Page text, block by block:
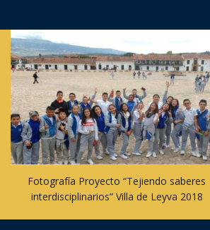
Fotografía Proyecto “Tejiendo saberes
interdisciplinarios” Villa de Leyva 2018